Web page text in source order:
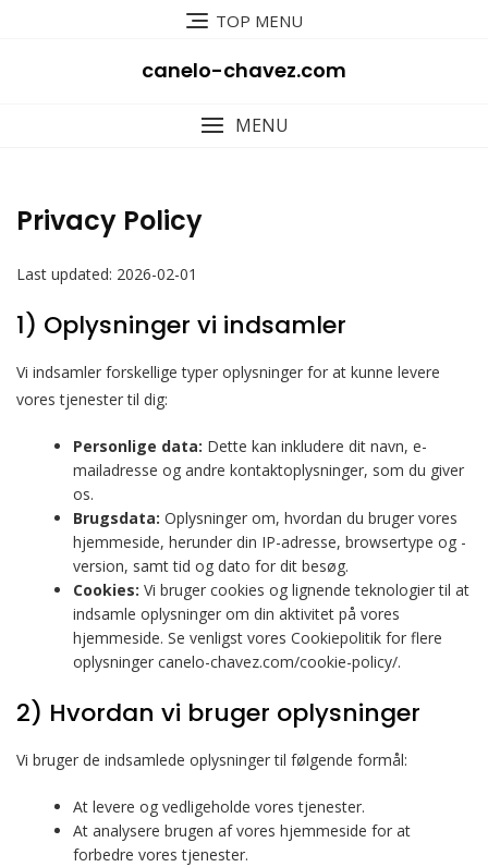
TOP MENU
canelo-chavez.com
MENU
Privacy Policy
Last updated: 2026-02-01
1) Oplysninger vi indsamler
Vi indsamler forskellige typer oplysninger for at kunne levere
vores tjenester til dig:
Personlige data: Dette kan inkludere dit navn, e-
mailadresse og andre kontaktoplysninger, som du giver
os.
Brugsdata: Oplysninger om, hvordan du bruger vores
hjemmeside, herunder din IP-adresse, browsertype og -
version, samt tid og dato for dit besøg.
Cookies: Vi bruger cookies og lignende teknologier til at
indsamle oplysninger om din aktivitet på vores
hjemmeside. Se venligst vores Cookiepolitik for flere
oplysninger canelo-chavez.com/cookie-policy/.
2) Hvordan vi bruger oplysninger
Vi bruger de indsamlede oplysninger til følgende formål:
At levere og vedligeholde vores tjenester.
At analysere brugen af vores hjemmeside for at
forbedre vores tjenester.